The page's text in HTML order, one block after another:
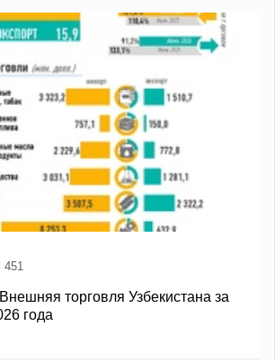
451
торговля Узбекистана за
года